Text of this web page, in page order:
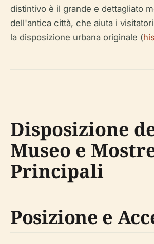
distintivo è il grande e dettagliato
dell'antica città, che aiuta i
la disposizione urbana originale (
Disposizione
Museo e
Principali
Posizione e